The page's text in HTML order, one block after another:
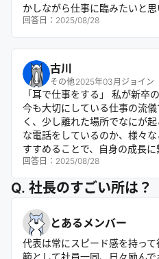
かしながら仕事に臨みたいと思
回答日： 2025/08/28
古川
その他2025年03月ジョイン
「耳で仕事をする」 私が新卒
今も大切にしている仕事の流
く、少し離れた場所でなにが
な電話をしているのか、様々
すすめることで、自身の成長に
回答日： 2025/08/28
Q. 社長のすごい所は？
とあるメンバー
代表は常にスピード感を持っ
範として社員一同、日々励んで